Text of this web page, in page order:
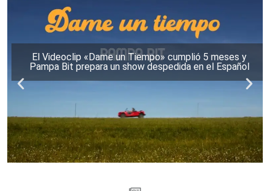
El Videoclip «Dame un Tiempo» cumplió 5 meses y
Pampa Bit prepara un show despedida en el Español